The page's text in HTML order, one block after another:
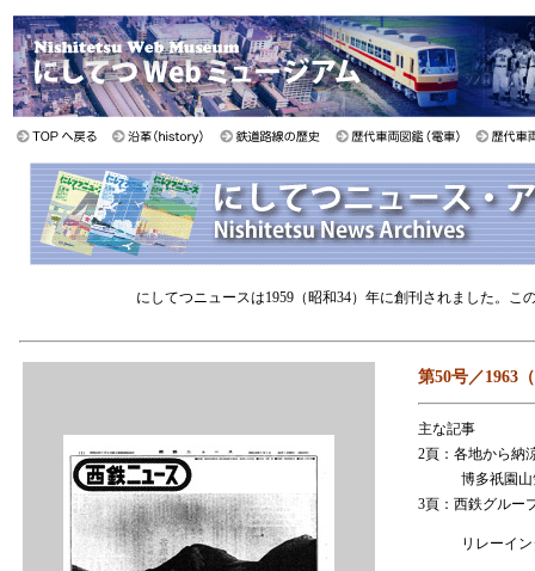
にしてつニュースは1959（昭和34）年に創刊されました。
第50号／1963
主な記事
2頁：各地から納
博多祇園山笠
3頁：西鉄グルー
リレーインタ